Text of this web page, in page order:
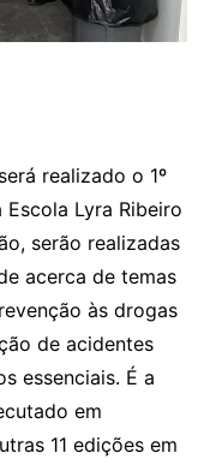
realizado o 1º
Lyra Ribeiro
serão realizadas
acerca de temas
às drogas
de acidentes
essenciais. É a
em
11 edições em